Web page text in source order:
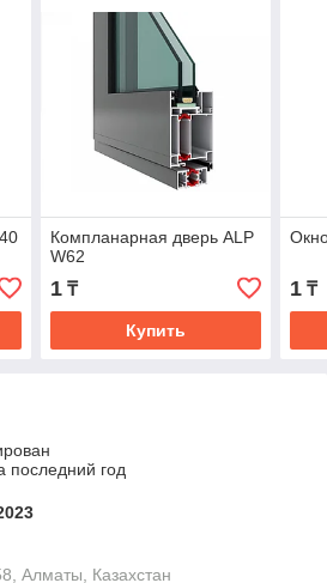
Компланарная дверь ALP
W62
1₸
Купить
1 ₸
последний год
Алматы, Казахстан